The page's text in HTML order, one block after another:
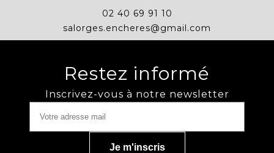
02 40 69 91 10
salorges.encheres@gmail.com
Restez informé
Inscrivez-vous à notre newsletter